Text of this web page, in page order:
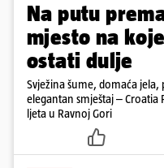
Na putu
mjesto na
ostati dulje
Svježina šume, domaća
elegantan smještaj – Croatia
ljeta u Ravnoj Gori